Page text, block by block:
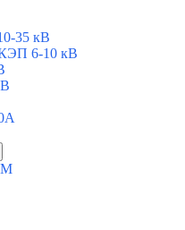
35 кВ
6-10 кВ
М